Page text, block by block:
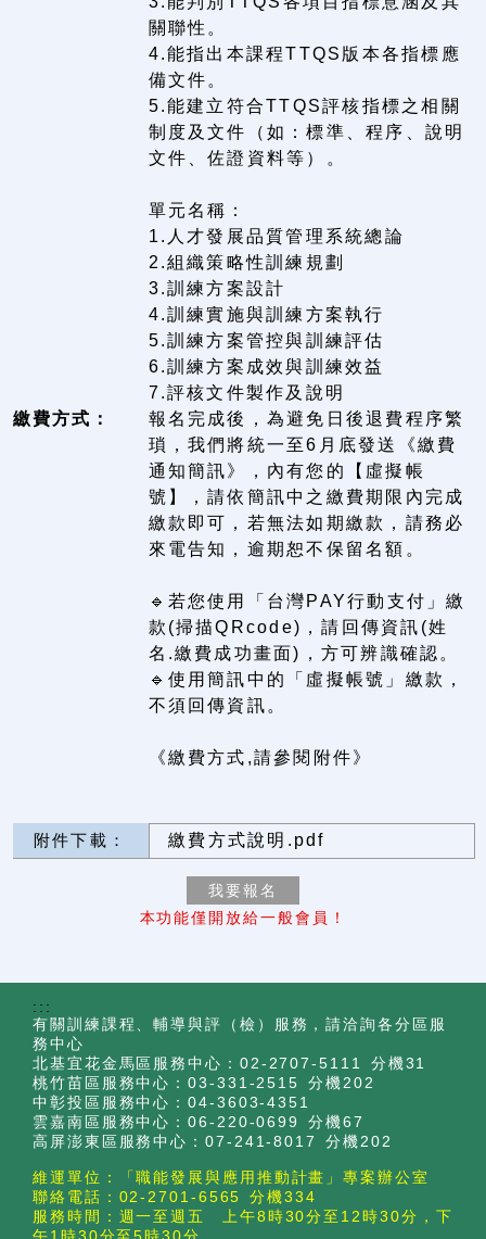
關聯性。
4.能指出本課程TTQS版本各指標應
備文件。
5.能建立符合TTQS評核指標之相關
制度及文件（如：標準、程序、說明
文件、佐證資料等）。
單元名稱：
1.人才發展品質管理系統總論
2.組織策略性訓練規劃
3.訓練方案設計
4.訓練實施與訓練方案執行
5.訓練方案管控與訓練評估
6.訓練方案成效與訓練效益
7.評核文件製作及說明
繳費方式：
報名完成後，為避免日後退費程序繁
瑣，我們將統一至6月底發送《繳費
通知簡訊》，內有您的【虛擬帳
號】，請依簡訊中之繳費期限內完成
繳款即可，若無法如期繳款，請務必
來電告知，逾期恕不保留名額。
🔹若您使用「台灣PAY行動支付」繳
款(掃描QRcode)，請回傳資訊(姓
名.繳費成功畫面)，方可辨識確認。
🔹使用簡訊中的「虛擬帳號」繳款，
不須回傳資訊。
《繳費方式,請參閱附件》
附件下載： 繳費方式說明.pdf
本功能僅開放給一般會員！
:::
有關訓練課程、輔導與評（檢）服務，請洽詢各分區服
務中心
北基宜花金馬區服務中心：02-2707-5111 分機31
桃竹苗區服務中心：03-331-2515 分機202
中彰投區服務中心：04-3603-4351
雲嘉南區服務中心：06-220-0699 分機67
高屏澎東區服務中心：07-241-8017 分機202
維運單位：「職能發展與應用推動計畫」專案辦公室
聯絡電話：02-2701-6565 分機334
服務時間：週一至週五 上午8時30分至12時30分，下